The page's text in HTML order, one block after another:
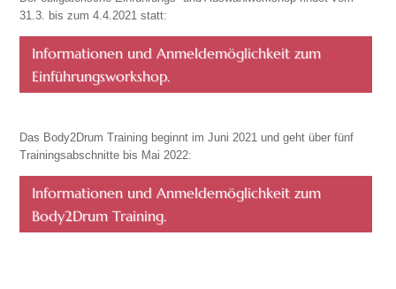
31.3. bis zum 4.4.2021 statt:
Informationen und Anmeldemöglichkeit zum
Einführungsworkshop.
Das Body2Drum Training beginnt im Juni 2021 und geht über fünf
Trainingsabschnitte bis Mai 2022:
Informationen und Anmeldemöglichkeit zum
Body2Drum Training.